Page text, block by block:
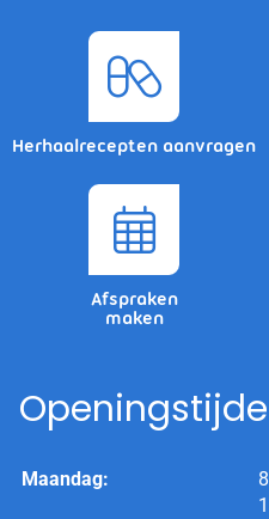
Herhaalrecepten aanvragen
Afspraken
maken
Maandag: